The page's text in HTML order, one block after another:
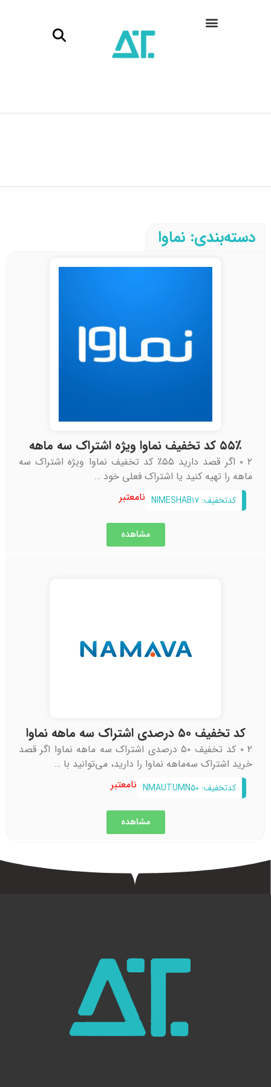
دسته‌بندی: نماوا
۵۵٪ کد تخفیف نماوا ویژه اشتراک سه‌ ماهه
۲ ۰ اگر قصد دارید ۵۵٪ کد تخفیف نماوا ویژه اشتراک سه‌
ماهه را تهیه کنید یا اشتراک فعلی خود …
کدتخفیف: NIMESHAB۱۷ نامعتبر
مشاهده
کد تخفیف ۵۰ درصدی اشتراک سه ماهه نماوا
۲ ۰ کد تخفیف ۵۰ درصدی اشتراک سه ماهه نماوا اگر قصد
خرید اشتراک سه‌ماهه نماوا را دارید، می‌توانید با …
کدتخفیف: NMAUTUMN۵۰ نامعتبر
مشاهده